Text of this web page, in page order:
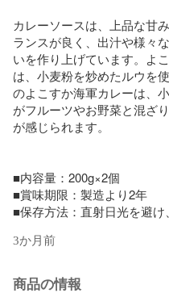
カレーソースは、上品な甘
ランスが良く、出汁や様々
いを作り上げています。よ
は、小麦粉を炒めたルウを
のよこすか海軍カレーは、
がフルーツやお野菜と混ざ
が感じられます。
■内容量：200g×2個
■賞味期限：製造より2年
■保存方法：直射日光を避け
3か月前
商品の情報